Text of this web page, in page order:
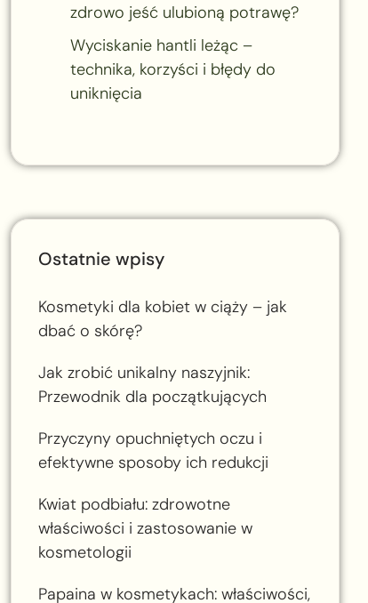
zdrowo jeść ulubioną potrawę?
Wyciskanie hantli leżąc –
technika, korzyści i błędy do
uniknięcia
Ostatnie wpisy
Kosmetyki dla kobiet w ciąży – jak
dbać o skórę?
Jak zrobić unikalny naszyjnik:
Przewodnik dla początkujących
Przyczyny opuchniętych oczu i
efektywne sposoby ich redukcji
Kwiat podbiału: zdrowotne
właściwości i zastosowanie w
kosmetologii
Papaina w kosmetykach: właściwości,